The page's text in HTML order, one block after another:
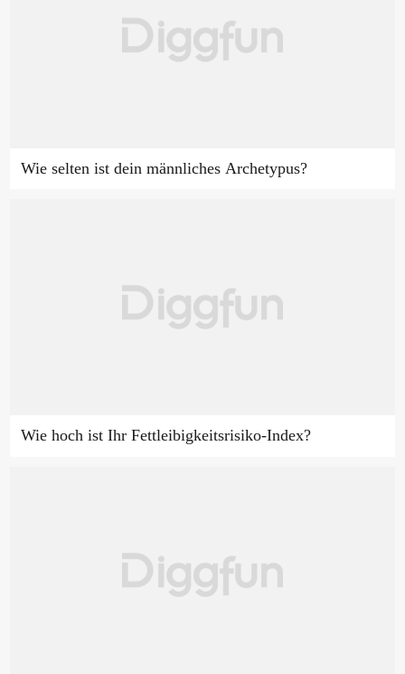
Wie selten ist dein männliches Archetypus?
Wie hoch ist Ihr Fettleibigkeitsrisiko-Index?